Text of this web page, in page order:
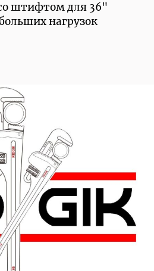
штифтом для 36"
нагрузок